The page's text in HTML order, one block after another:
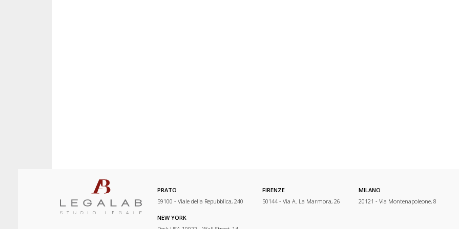
PRATO
59100 - Viale della Repubblica, 240
FIRENZE
50144 - Via A. La Marmora, 26
MILANO
20121 - Via Montenapoleone, 8
NEW YORK